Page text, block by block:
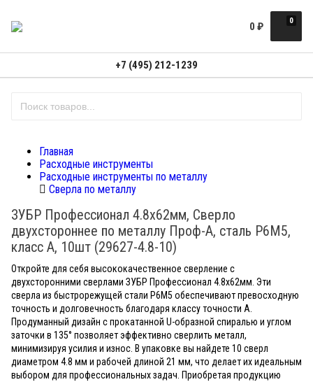
0
0 ₽
+7 (495) 212-1239
Главная
Расходные инструменты
Расходные инструменты по металлу
Сверла по металлу
ЗУБР Профессионал 4.8х62мм, Сверло
двухстороннее по металлу Проф-А, сталь Р6М5,
класс А, 10шт (29627-4.8-10)
Откройте для себя высококачественное сверление с
двухсторонними сверлами ЗУБР Профессионал 4.8х62мм. Эти
сверла из быстрорежущей стали Р6М5 обеспечивают превосходную
точность и долговечность благодаря классу точности А.
Продуманный дизайн с прокатанной U-образной спиралью и углом
заточки в 135° позволяет эффективно сверлить металл,
минимизируя усилия и износ. В упаковке вы найдете 10 сверл
диаметром 4.8 мм и рабочей длиной 21 мм, что делает их идеальным
выбором для профессиональных задач. Приобретая продукцию